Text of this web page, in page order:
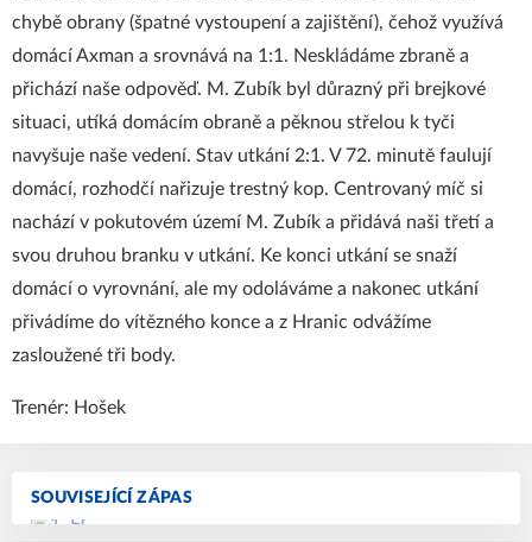
SOUVISEJÍCÍ ZÁPAS
chybě obrany (špatné vystoupení a zajištění), čehož využívá
domácí Axman a srovnává na 1:1. Neskládáme zbraně a
přichází naše odpověď. M. Zubík byl důrazný při brejkové
situaci, utíká domácím obraně a pěknou střelou k tyči
navyšuje naše vedení. Stav utkání 2:1. V 72. minutě faulují
domácí, rozhodčí nařizuje trestný kop. Centrovaný míč si
nachází v pokutovém území M. Zubík a přidává naši třetí a
svou druhou branku v utkání. Ke konci utkání se snaží
domácí o vyrovnání, ale my odoláváme a nakonec utkání
přivádíme do vítězného konce a z Hranic odvážíme
zasloužené tři body.
Trenér: Hošek